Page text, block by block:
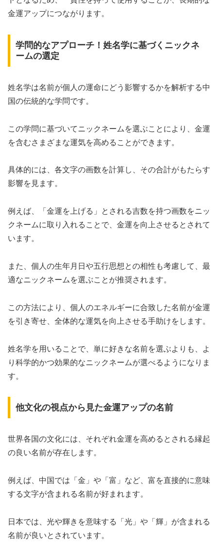
金運アップにつながります。
学問的なアプローチ！姓名学に基づくニックネ
ームの選定
姓名学は名前が個人の運命にどう影響するかを解析する中
国の伝統的な学問です。
この学問に基づいてニックネームを選ぶことにより、金運
を含むさまざまな運気を高めることができます。
具体的には、各文字の画数を計算し、その合計がもたらす
影響を見ます。
例えば、「金運を上げる」とされる吉数を持つ画数をニッ
クネームに取り入れることで、金運を向上させるとされて
います。
また、個人の生年月日や五行思想との相性も考慮して、最
適なニックネームを選ぶことが推奨されます。
この方法により、個人のエネルギーに合致した名前が金運
を引き寄せ、全体的な運気を向上させる手助けをします。
姓名学を用いることで、単に好きな名前を選ぶよりも、よ
り科学的かつ効果的なニックネームが選べるようになりま
す。
他文化の視点から見た金運アップの名前
世界各国の文化には、それぞれ金運を高めるとされる縁起
の良い名前が存在します。
例えば、中国では「金」や「富」など、富を直接的に意味
する文字が含まれる名前が好まれます。
日本では、光や輝きを意味する「光」や「輝」が含まれる
名前が良いとされています。